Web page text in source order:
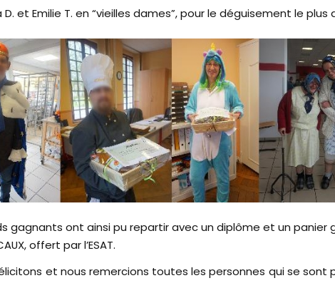
D. et Emilie T. en “vieilles dames”, pour le déguisement le plus
gagnants ont ainsi pu repartir avec un diplôme et un panier
offert par l’ESAT.
et nous remercions toutes les personnes qui se sont